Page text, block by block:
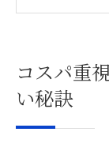
安い
力とは
カーコー
コスパ重
い秘訣